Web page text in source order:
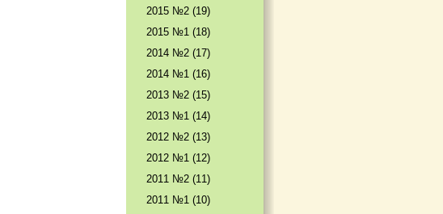
2015 №2 (19)
2015 №1 (18)
2014 №2 (17)
2014 №1 (16)
2013 №2 (15)
2013 №1 (14)
2012 №2 (13)
2012 №1 (12)
2011 №2 (11)
2011 №1 (10)